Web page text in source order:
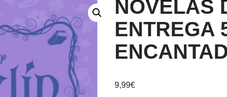
NOVELAS
ENTREGA
9,99€